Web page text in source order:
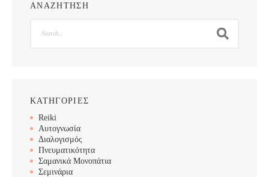
ΑΝΑΖΗΤΗΣΗ
ΚΑΤΗΓΟΡΙΕΣ
Reiki
Αυτογνωσία
Διαλογισμός
Πνευματικότητα
Σαμανικά Μονοπάτια
Σεμινάρια